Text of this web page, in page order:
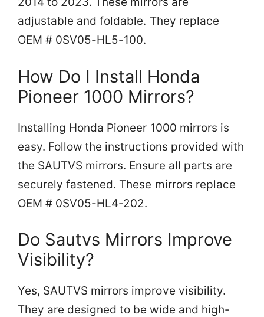
adjustable and foldable. They replace
OEM # 0SV05-HL5-100.
How Do I Install Honda
Pioneer 1000 Mirrors?
Installing Honda Pioneer 1000 mirrors is
easy. Follow the instructions provided with
the SAUTVS mirrors. Ensure all parts are
securely fastened. These mirrors replace
OEM # 0SV05-HL4-202.
Do Sautvs Mirrors Improve
Visibility?
Yes, SAUTVS mirrors improve visibility.
They are designed to be wide and high-